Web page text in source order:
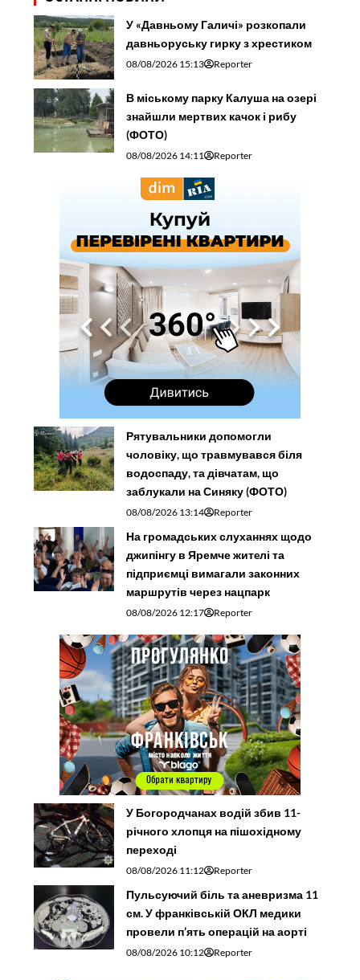
У «Давньому Галичі» розкопали
давньоруську гирку з хрестиком
08/08/2026 15:13 Reporter
В міському парку Калуша на озері
знайшли мертвих качок і рибу
(ФОТО)
08/08/2026 14:11 Reporter
Рятувальники допомогли
чоловіку, що травмувався біля
водоспаду, та дівчатам, що
заблукали на Синяку (ФОТО)
08/08/2026 13:14 Reporter
На громадських слуханнях щодо
джипінгу в Яремче житeлі та
підприємці вимагали законних
маршрутів через нацпарк
08/08/2026 12:17 Reporter
У Богородчанах водій збив 11-
річного хлопця на пішохідному
переході
08/08/2026 11:12 Reporter
Пульсуючий біль та аневризма 11
см. У франківській ОКЛ медики
провели п’ять операцій на аорті
08/08/2026 10:12 Reporter